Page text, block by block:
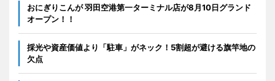
おにぎりこんが 羽田空港第一ターミナル店が8月10日グランド
オープン！！
採光や資産価値より「駐車」がネック！5割超が避ける旗竿地の
欠点